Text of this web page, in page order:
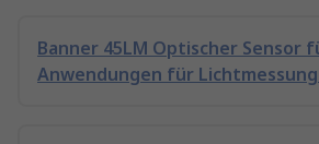
Banner 45LM Optischer Sensor
Anwendungen für